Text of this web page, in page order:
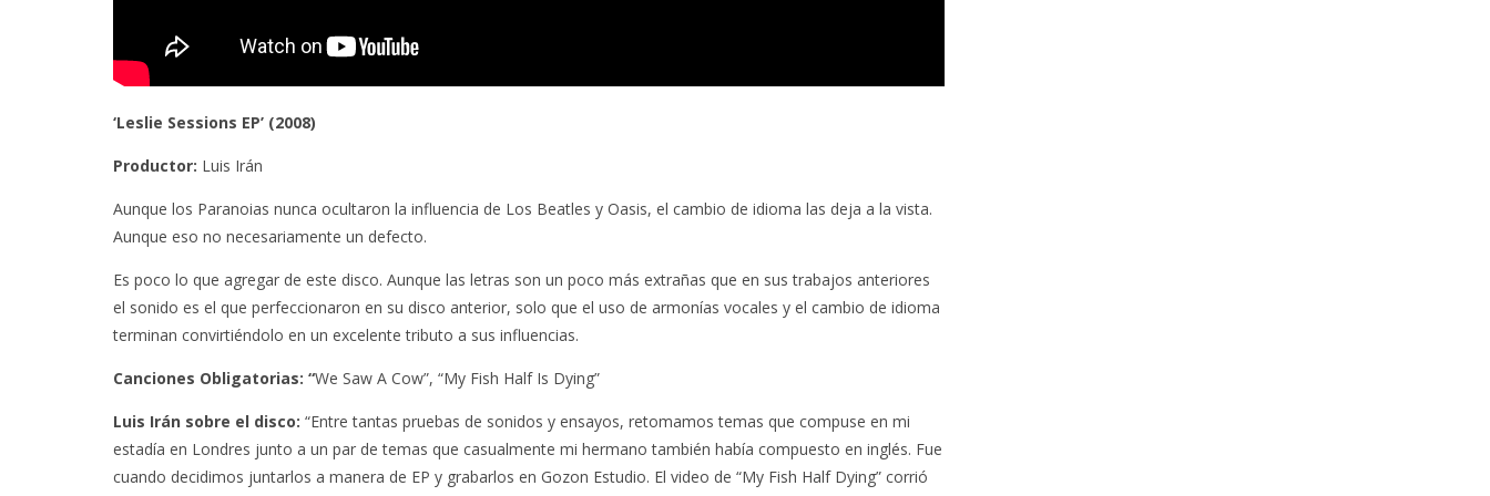
‘Leslie Sessions EP’ (2008)
Productor: Luis Irán
Aunque los Paranoias nunca ocultaron la influencia de Los Beatles y Oasis, el cambio de idioma las deja a la vista.
Aunque eso no necesariamente un defecto.
Es poco lo que agregar de este disco. Aunque las letras son un poco más extrañas que en sus trabajos anteriores
el sonido es el que perfeccionaron en su disco anterior, solo que el uso de armonías vocales y el cambio de idioma
terminan convirtiéndolo en un excelente tributo a sus influencias.
Canciones Obligatorias: “We Saw A Cow”, “My Fish Half Is Dying”
Luis Irán sobre el disco: “Entre tantas pruebas de sonidos y ensayos, retomamos temas que compuse en mi
estadía en Londres junto a un par de temas que casualmente mi hermano también había compuesto en inglés. Fue
cuando decidimos juntarlos a manera de EP y grabarlos en Gozon Estudio. El video de “My Fish Half Dying” corrió